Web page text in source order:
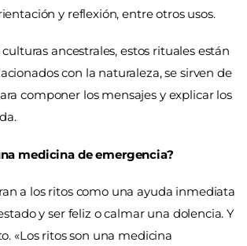
y reflexión, entre otros usos.
culturas ancestrales, estos rituales están
con la naturaleza, se sirven de
componer los mensajes y explicar los
medicina de emergencia?
a los ritos como una ayuda inmediata
y ser feliz o calmar una dolencia. Y
«Los ritos son una medicina